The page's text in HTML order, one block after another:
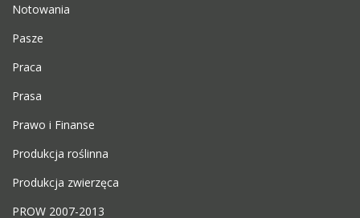
Notowania
Pasze
Praca
Prasa
Prawo i Finanse
Produkcja roślinna
Produkcja zwierzęca
PROW 2007-2013